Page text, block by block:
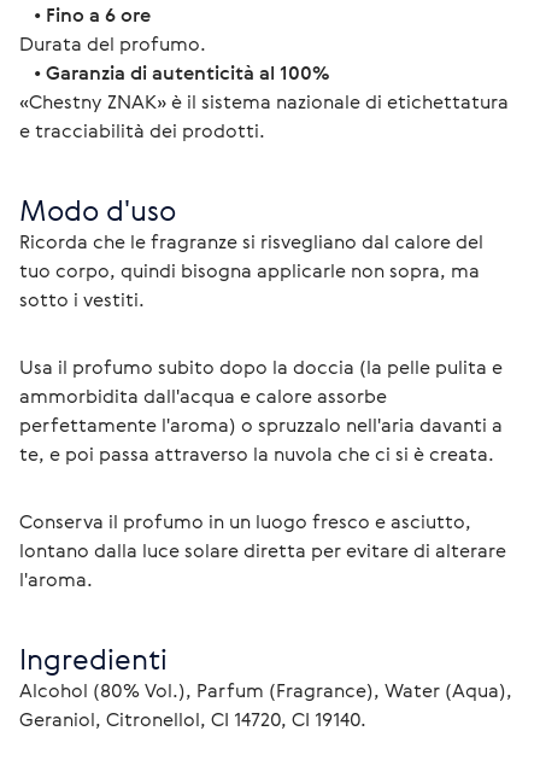
• Fino a 6 ore
Durata del profumo.
• Garanzia di autenticità al 100%
«Chestny ZNAK» è il sistema nazionale di etichettatura
e tracciabilità dei prodotti.
Modo d'uso
Ricorda che le fragranze si risvegliano dal calore del
tuo corpo, quindi bisogna applicarle non sopra, ma
sotto i vestiti.
Usa il profumo subito dopo la doccia (la pelle pulita e
ammorbidita dall'acqua e calore assorbe
perfettamente l'aroma) o spruzzalo nell'aria davanti a
te, e poi passa attraverso la nuvola che ci si è creata.
Conserva il profumo in un luogo fresco e asciutto,
lontano dalla luce solare diretta per evitare di alterare
l'aroma.
Ingredienti
Alcohol (80% Vol.), Parfum (Fragrance), Water (Aqua),
Geraniol, Citronellol, CI 14720, CI 19140.